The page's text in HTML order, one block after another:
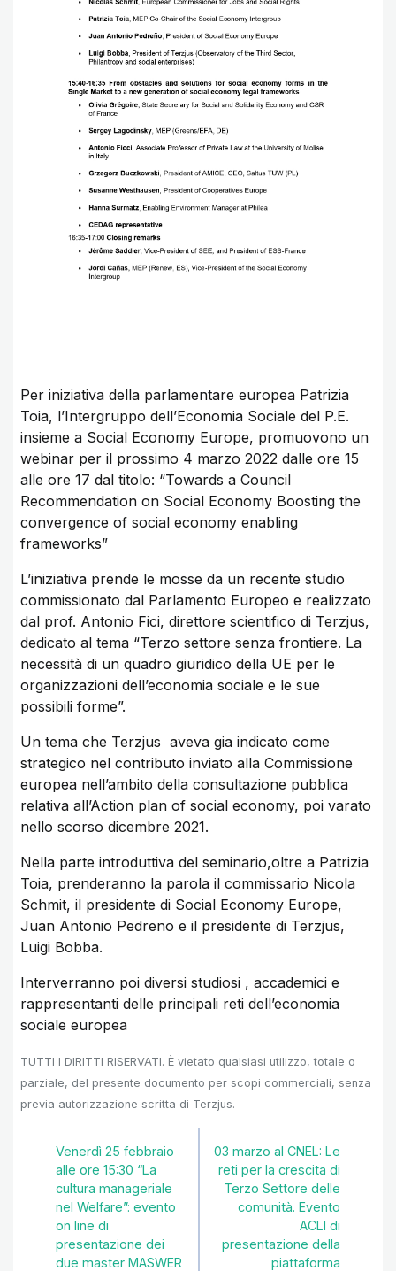
Per iniziativa della parlamentare europea Patrizia
Toia, l’Intergruppo dell’Economia Sociale del P.E.
insieme a Social Economy Europe, promuovono un
webinar per il prossimo 4 marzo 2022 dalle ore 15
alle ore 17 dal titolo: “Towards a Council
Recommendation on Social Economy Boosting the
convergence of social economy enabling
frameworks”
L’iniziativa prende le mosse da un recente studio
commissionato dal Parlamento Europeo e realizzato
dal prof. Antonio Fici, direttore scientifico di Terzjus,
dedicato al tema “Terzo settore senza frontiere. La
necessità di un quadro giuridico della UE per le
organizzazioni dell’economia sociale e le sue
possibili forme”.
Un tema che Terzjus aveva gia indicato come
strategico nel contributo inviato alla Commissione
europea nell’ambito della consultazione pubblica
relativa all’Action plan of social economy, poi varato
nello scorso dicembre 2021.
Nella parte introduttiva del seminario,oltre a Patrizia
Toia, prenderanno la parola il commissario Nicola
Schmit, il presidente di Social Economy Europe,
Juan Antonio Pedreno e il presidente di Terzjus,
Luigi Bobba.
Interverranno poi diversi studiosi , accademici e
rappresentanti delle principali reti dell’economia
sociale europea
TUTTI I DIRITTI RISERVATI. È vietato qualsiasi utilizzo, totale o
parziale, del presente documento per scopi commerciali, senza
previa autorizzazione scritta di Terzjus.
Venerdì 25 febbraio
alle ore 15:30 “La
cultura manageriale
nel Welfare”: evento
on line di
presentazione dei
due master MASWER
03 marzo al CNEL: Le
reti per la crescita di
Terzo Settore delle
comunità. Evento
ACLI di
presentazione della
piattaforma